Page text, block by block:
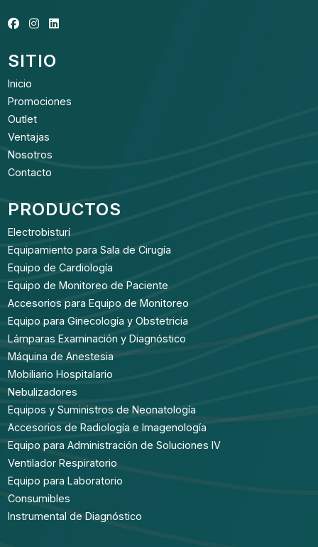
SITIO
Inicio
Promociones
Outlet
Ventajas
Nosotros
Contacto
PRODUCTOS
Electrobisturí
Equipamiento para Sala de Cirugía
Equipo de Cardiología
Equipo de Monitoreo de Paciente
Accesorios para Equipo de Monitoreo
Equipo para Ginecología y Obstetricia
Lámparas Examinación y Diagnóstico
Máquina de Anestesia
Mobiliario Hospitalario
Nebulizadores
Equipos y Suministros de Neonatología
Accesorios de Radiología e Imagenología
Equipo para Administración de Soluciones IV
Ventilador Respiratorio
Equipo para Laboratorio
Consumibles
Instrumental de Diagnóstico